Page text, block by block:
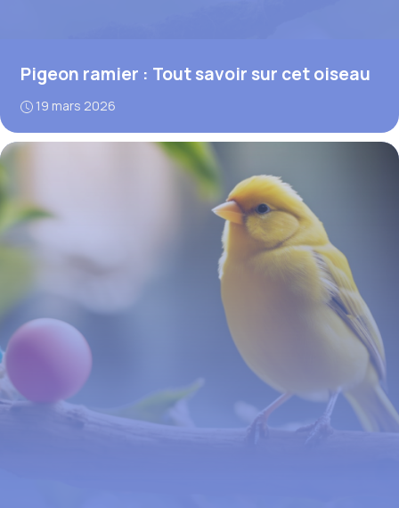
Pigeon ramier : Tout savoir sur cet oiseau
19 mars 2026